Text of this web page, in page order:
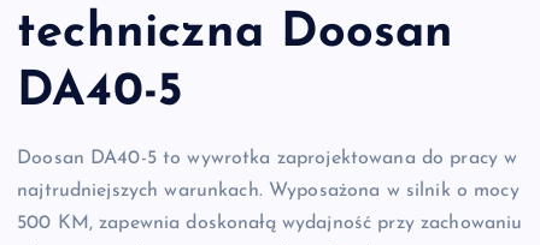
techniczna Doosan
DA40-5
Doosan DA40-5 to wywrotka zaprojektowana do pracy w
najtrudniejszych warunkach. Wyposażona w silnik o mocy
500 KM, zapewnia doskonałą wydajność przy zachowaniu